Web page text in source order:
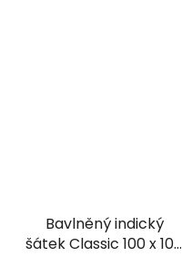
Bavlněný indický
šátek Classic 100 x 100